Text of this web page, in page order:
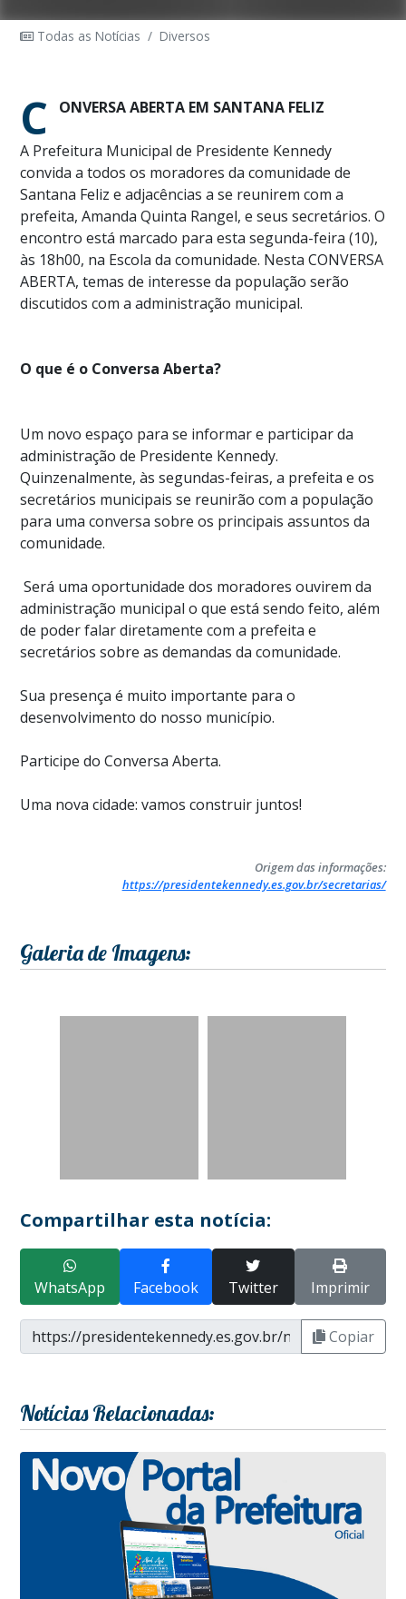
Todas as Notícias / Diversos
C ONVERSA ABERTA EM SANTANA FELIZ
A Prefeitura Municipal de Presidente Kennedy
convida a todos os moradores da comunidade de
Santana Feliz e adjacências a se reunirem com a
prefeita, Amanda Quinta Rangel, e seus secretários. O
encontro está marcado para esta segunda-feira (10),
às 18h00, na Escola da comunidade. Nesta CONVERSA
ABERTA, temas de interesse da população serão
discutidos com a administração municipal.
O que é o Conversa Aberta?
Um novo espaço para se informar e participar da
administração de Presidente Kennedy.
Quinzenalmente, às segundas-feiras, a prefeita e os
secretários municipais se reunirão com a população
para uma conversa sobre os principais assuntos da
comunidade.
Será uma oportunidade dos moradores ouvirem da
administração municipal o que está sendo feito, além
de poder falar diretamente com a prefeita e
secretários sobre as demandas da comunidade.
Sua presença é muito importante para o
desenvolvimento do nosso município.
Participe do Conversa Aberta.
Uma nova cidade: vamos construir juntos!
Origem das informações:
https://presidentekennedy.es.gov.br/secretarias/
Galeria de Imagens:
Compartilhar esta notícia:
WhatsApp Facebook Twitter Imprimir
Copiar
Notícias Relacionadas: